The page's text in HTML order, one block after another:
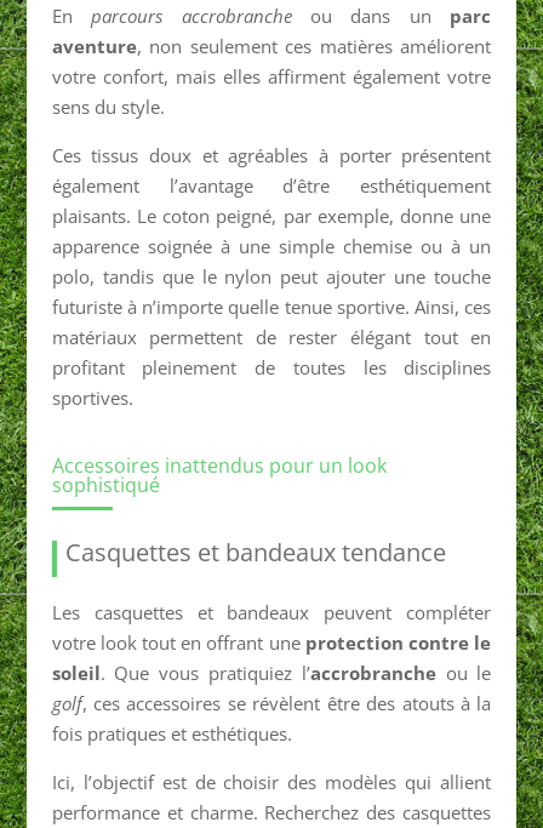
Enparcours accrobrancheou dans un parc
aventure, non seulement ces matières améliorent
votre confort, mais elles affirment également votre
sens du style.
Ces tissus doux et agréables à porter présentent
également l’avantage d’être esthétiquement
plaisants. Le coton peigné, par exemple, donne une
apparence soignée à une simple chemise ou à un
polo, tandis que le nylon peut ajouter une touche
futuriste à n’importe quelle tenue sportive. Ainsi, ces
matériaux permettent de rester élégant tout en
profitant pleinement de toutes les disciplines
sportives.
Accessoires inattendus pour un look
sophistiqué
Casquettes et bandeaux tendance
Les casquettes et bandeaux peuvent compléter
votre look tout en offrant une protection contre le
soleil. Que vous pratiquiez l’accrobrancheou le
golf, ces accessoires se révèlent être des atouts à la
fois pratiques et esthétiques.
Ici, l’objectif est de choisir des modèles qui allient
performance et charme. Recherchez des casquettes